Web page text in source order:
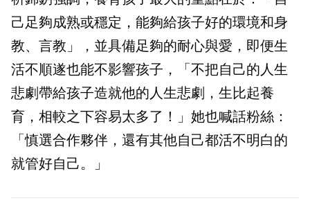
己足夠成熟或穩定，能夠給孩子好的環境和身
教、言教」，並具備足夠的耐心與愛，即便生
活不順遂也能不影響孩子，「不把自己的人生
悲劇帶給孩子造就他的人生悲劇，生比起養
育，相較之下容易太多了！」她也喊話粉絲：
「慎選合作夥伴，還有其他自己都活不明白的
就管好自己。」